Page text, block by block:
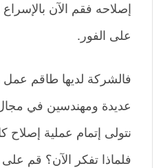
إصلاحه فقم الآن
على الفور.
فالشركة لديها طاقم
عديدة ومهندسين في
نتولى إتمام عملية إصلاح
فلماذا تفكر الآن؟ قم